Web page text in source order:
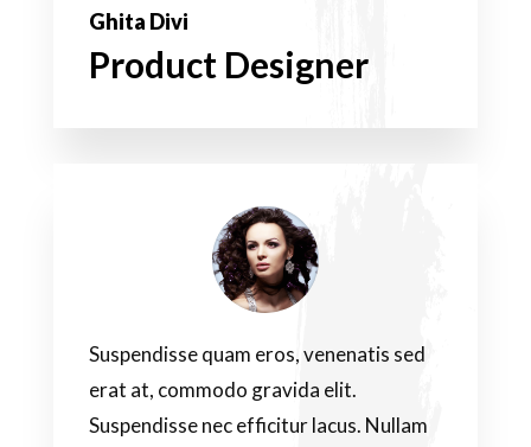
Ghita Divi
Product Designer
Suspendisse quam eros, venenatis sed
erat at, commodo gravida elit.
Suspendisse nec efficitur lacus. Nullam